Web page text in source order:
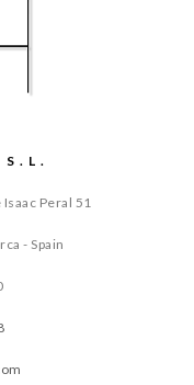
S.L.
Peral 51
- Spain